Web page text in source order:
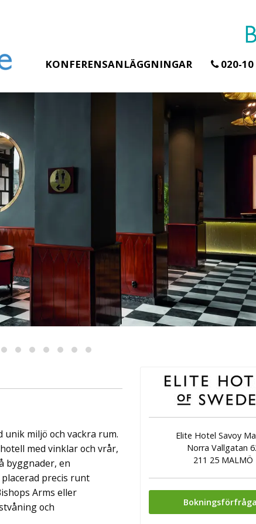
KONFERENSANLÄGGNINGAR 020-10
unik miljö och vackra rum.
med vinklar och vrår,
byggnader, en
precis runt
Arms eller
och
Elite Hotel Savoy
Norra Vallgatan
211 25 MALMÖ
Erbjudande från Åhus Seaside
SPA & Konferens
Åhus Seaside Take
Over erbjudande
Ta över ett helt hotell. På
stranden i Åhus. För grupper
erbjuder vi en full abonnering
av Åhus Seaside SPA &
Konferens. Under er vistelse är
hela hotellet ert ...